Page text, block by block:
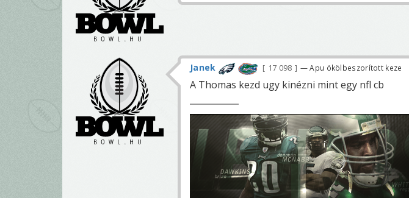
Janek 17 098 — Apu ökölbeszorított keze
A Thomas kezd ugy kinézni mint egy nfl cb